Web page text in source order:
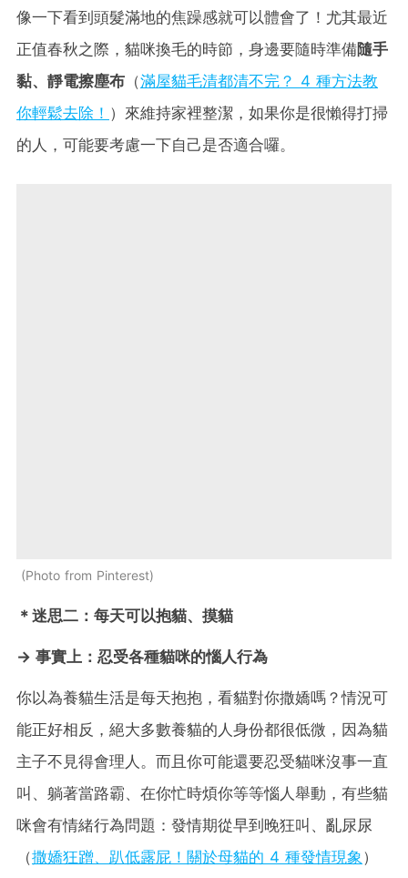
像一下看到頭髮滿地的焦躁感就可以體會了！尤其最近
正值春秋之際，貓咪換毛的時節，身邊要隨時準備隨手
黏、 靜電擦塵布 （滿屋貓毛清都清不完？ 4 種方法教
你輕鬆去除！ ）來維持家裡整潔，如果你是很懶得打掃
的人，可能要考慮一下自己是否適合囉。
Photo from Pinterest
＊ 迷思二：每天可以抱貓、摸貓
→ 事實上： 忍受各種貓咪的惱人行為
你以為養貓生活是每天抱抱，看貓對你撒嬌嗎？情況可
能正好相反，絕大多數養貓的人身份都很低微，因為貓
主子不見得會理人。而且你可能還要忍受貓咪沒事一直
叫、躺著當路霸、在你忙時煩你等等惱人舉動，有些貓
咪會有情緒行為問題：發情期從早到晚狂叫、亂尿尿
（撒嬌狂蹭、趴低露屁！關於母貓的 4 種發情現象 ）